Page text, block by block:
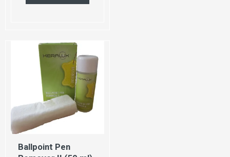
Ballpoint Pen